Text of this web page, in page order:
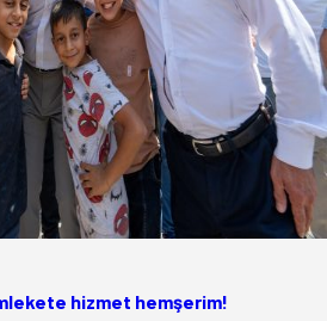
hizmet hemşerim!